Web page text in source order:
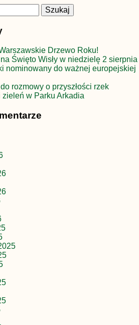
Drzewo Roku!
Święto Wisły w niedzielę 2 sierpnia
nominowany do ważnej europejskiej
rozmowy o przyszłości rzek
zieleń w Parku Arkadia